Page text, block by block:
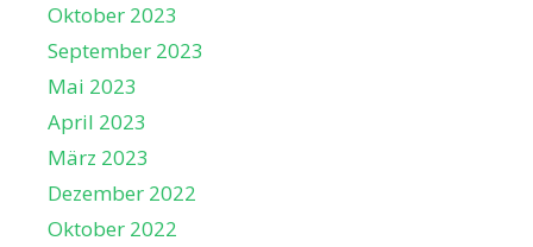
Oktober 2023
September 2023
Mai 2023
April 2023
März 2023
Dezember 2022
Oktober 2022